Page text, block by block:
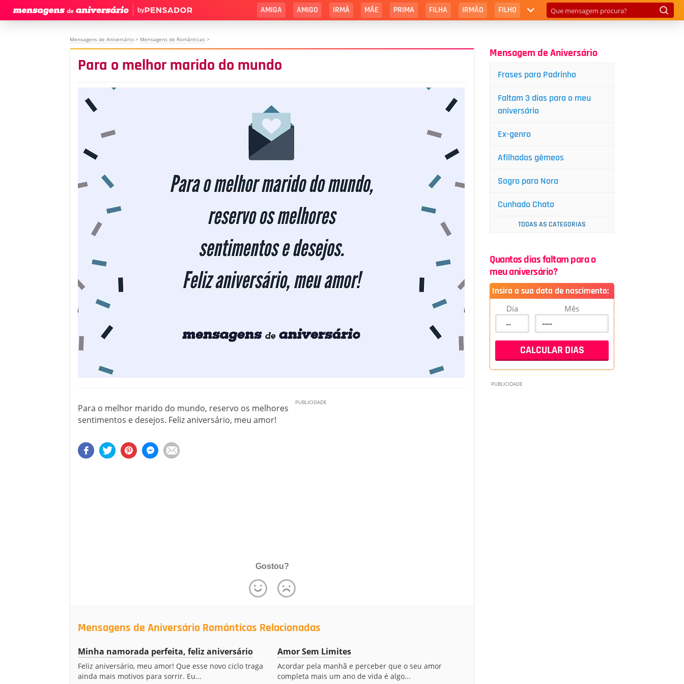
by AMIGA AMIGO IRMÃ MÃE PRIMA FILHA IRMÃO FILHO
Mensagens de Aniversário > Mensagens de Românticas >
Para o melhor marido do mundo
Para o melhor marido do mundo, reservo os melhores
sentimentos e desejos. Feliz aniversário, meu amor!
Gostou?
Mensagens de Aniversário Românticas Relacionadas
Minha namorada perfeita, feliz aniversário
Feliz aniversário, meu amor! Que esse novo ciclo traga
ainda mais motivos para sorrir. Eu...
Amor Sem Limites
Acordar pela manhã e perceber que o seu amor
completa mais um ano de vida é algo...
Mensagem de Aniversário
Frases para Padrinho
Faltam 3 dias para o meu
aniversário
Ex-genro
Afilhados gêmeos
Sogro para Nora
Cunhado Chato
TODAS AS CATEGORIAS
Quantos dias faltam para o
meu aniversário?
Insira a sua data de nascimento:
Dia Mês